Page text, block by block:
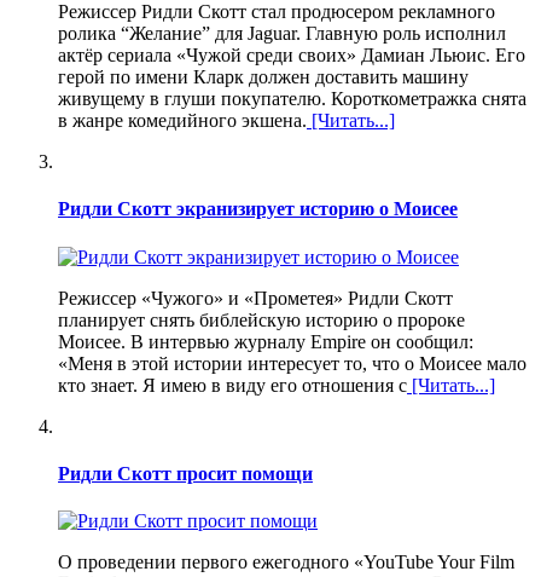
Режиссер Ридли Скотт стал продюсером рекламного
ролика “Желание” для Jaguar. Главную роль исполнил
актёр сериала «Чужой среди своих» Дамиан Льюис. Его
герой по имени Кларк должен доставить машину
живущему в глуши покупателю. Короткометражка снята
в жанре комедийного экшена. [Читать...]
Ридли Скотт экранизирует историю о Моисее
Режиссер «Чужого» и «Прометея» Ридли Скотт
планирует снять библейскую историю о пророке
Моисее. В интервью журналу Empire он сообщил:
«Меня в этой истории интересует то, что о Моисее мало
кто знает. Я имею в виду его отношения с [Читать...]
Ридли Скотт просит помощи
О проведении первого ежегодного «YouTube Your Film